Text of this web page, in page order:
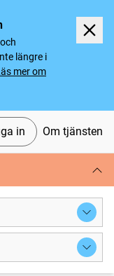
längre i
mer om
in Om tjänsten